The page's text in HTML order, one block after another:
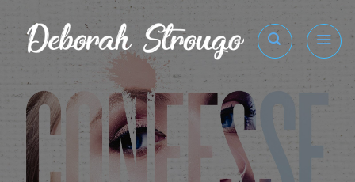
Skip
content